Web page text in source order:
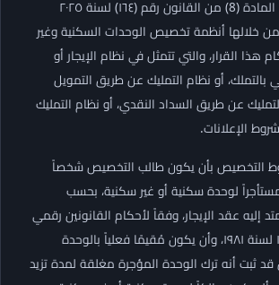
اللازمة لتنفيذ حكم المادة (8) من القانون رقم (١٦٤) لسنة ٢٠٢٥
من خلالها أنظمة تخصيص الوحدات السكنية وغير
هذا القرار، والتي تتمثل في نظام الإيجار أو
بالتملك، أو نظام التمليك عن طريق التمويل
عن طريق السداد النقدي، أو نظام التمليك
الإعلانات.
التخصيص بأن يكون طالب التخصيص شخصاً
لوحدة سكنية أو غير سكنية، بحسب
إليه عقد الإيجار، وفقاً لأحكام القانونين رقمي
٤٩ لسنة ١٩٧٧ و١٣٦ لسنة ١٩٨١، وأن يكون مُقيمًا فعلياً بالوحدة
قد ثبت أنه ترك الوحدة المؤجرة مغلقة لمدة تزيد